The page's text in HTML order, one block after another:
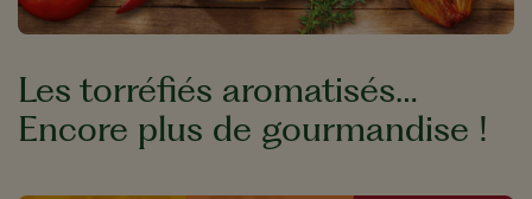
Les torréfiés aromatisés…
Encore plus de gourmandise !